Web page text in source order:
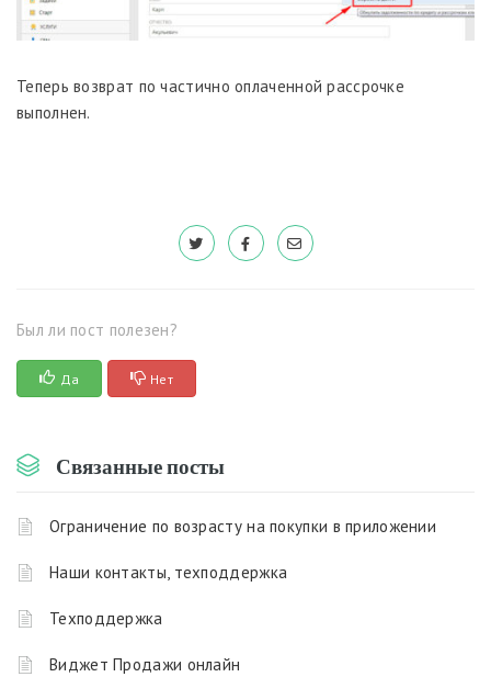
Теперь возврат по частично оплаченной рассрочке
выполнен.
Был ли пост полезен?
Да Нет
Связанные посты
Ограничение по возрасту на покупки в приложении
Наши контакты, техподдержка
Техподдержка
Виджет Продажи онлайн